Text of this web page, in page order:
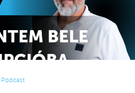
Podcast